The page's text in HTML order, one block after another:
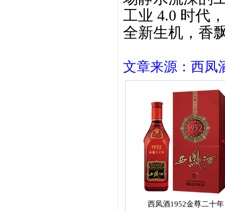
工业 4.0 时代
全新生机，香
文章来源：西凤
西凤酒1952金尊二十年